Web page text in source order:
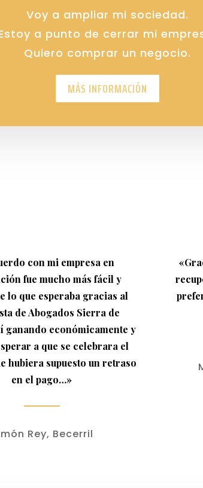
Voy a ampliar mi sociedad.
a punto de cerrar mi
Quiero comprar un negocio.
MÁS INFORMACIÓN
con mi empresa en
fue mucho más fácil y
lo que esperaba gracias al
de Abogados Sierra de
ganando económicamente y
a que se celebrara el
hubiera supuesto un retraso
en el pago…»
Rey, Becerril